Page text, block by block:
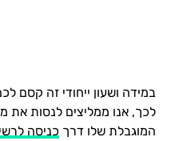
במידה ושעון ייחודי זה קסם
לכך, אנו ממליצים לנסות את
המוגבלת שלו דרך כניסה